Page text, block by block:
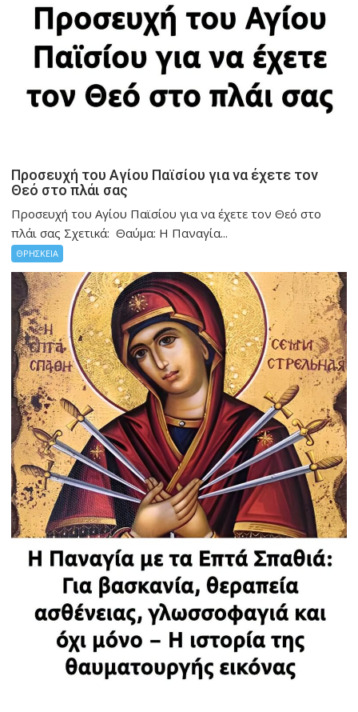
Προσευχή του Αγίου Παϊσίου για να έχετε τον
Θεό στο πλάι σας
Προσευχή του Αγίου Παϊσίου για να έχετε τον Θεό στο
πλάι σας Σχετικά: Θαύμα: Η Παναγία...
ΘΡΗΣΚΕΙΑ